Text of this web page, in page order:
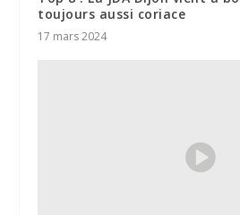
toujours aussi coriace
17 mars 2024